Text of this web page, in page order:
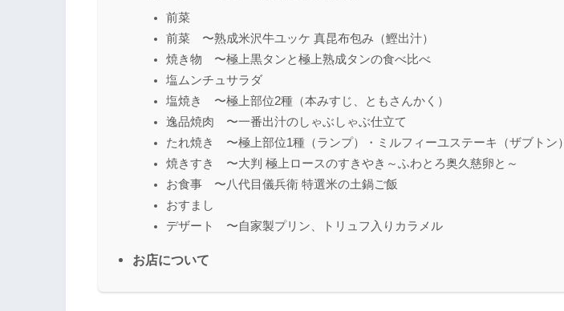
前菜
前菜 〜熟成米沢牛ユッケ 真昆布包み（鰹出汁）
焼き物 〜極上黒タンと極上熟成タンの食べ比べ
塩ムンチュサラダ
塩焼き 〜極上部位2種（本みすじ、ともさんかく）
逸品焼肉 〜一番出汁のしゃぶしゃぶ仕立て
たれ焼き 〜極上部位1種（ランプ）・ミルフィーユステーキ（ザブトン）
焼きすき 〜大判 極上ロースのすきやき～ふわとろ奥久慈卵と～
お食事 〜八代目儀兵衛 特選米の土鍋ご飯
おすまし
デザート 〜自家製プリン、トリュフ入りカラメル
お店について